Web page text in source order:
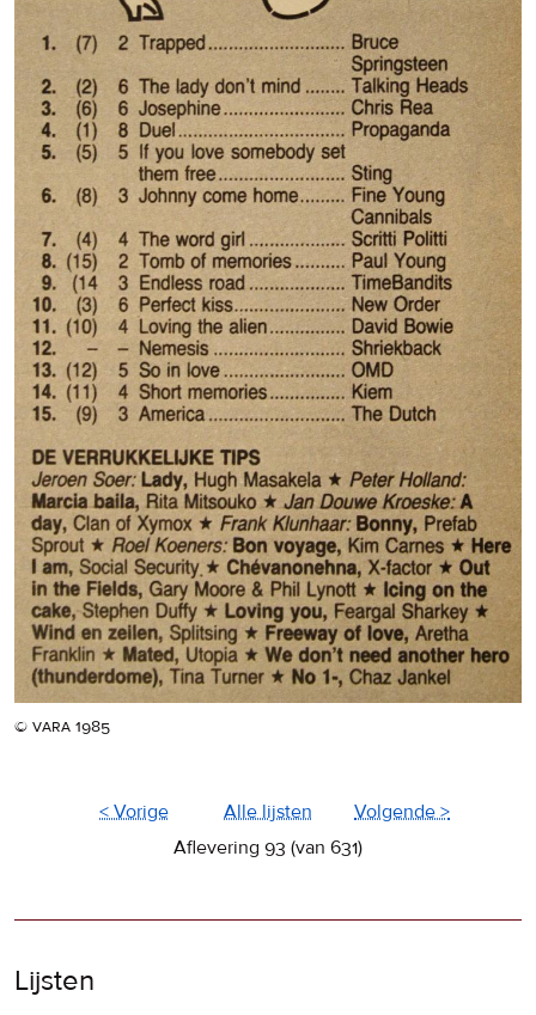
© vara 1985
< Vorige Alle lijsten
Volgende >
Aflevering 93 (van 631)
Lijsten